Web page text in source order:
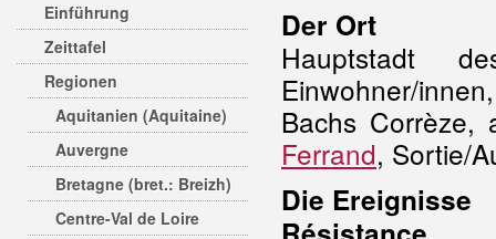
Einführung
Zeittafel
Regionen
Aquitanien (Aquitaine)
Auvergne
Bretagne (bret.: Breizh)
Centre-Val de Loire
Der Ort
Hauptstadt
Einwohner/
Bachs
Ferrand, Sortie/
Die Ereignisse